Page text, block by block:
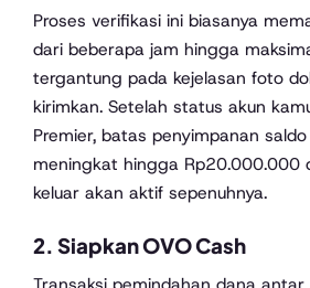
Proses verifikasi ini biasanya
dari beberapa jam hingga
tergantung pada kejelasan foto
kirimkan. Setelah status akun
Premier, batas penyimpanan
meningkat hingga Rp20.000.000
keluar akan aktif sepenuhnya.
2. Siapkan OVO Cash